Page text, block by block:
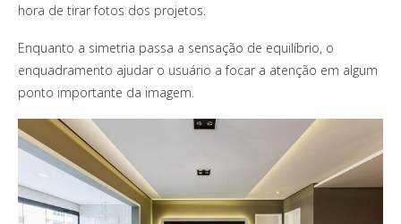
hora de tirar fotos dos projetos.
Enquanto a simetria passa a sensação de equilíbrio, o
enquadramento ajudar o usuário a focar a atenção em algum
ponto importante da imagem.